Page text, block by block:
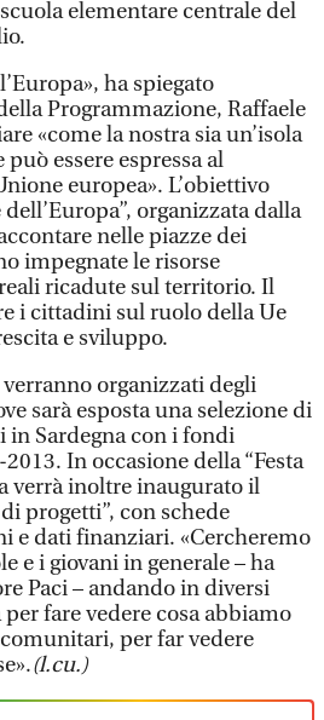
elementare centrale del
ha spiegato
Programmazione, Raffaele
«come la nostra sia un’isola
essere espressa al
europea». L’obiettivo
organizzata dalla
nelle piazze dei
impegnate le risorse
ricadute sul territorio. Il
i cittadini sul ruolo della Ue
e sviluppo.
organizzati degli
sarà esposta una selezione di
in Sardegna con i fondi
In occasione della “Festa
verrà inoltre inaugurato il
progetti”, con schede
e dati finanziari. «Cercheremo
e i giovani in generale – ha
Paci – andando in diversi
fare vedere cosa abbiamo
per far vedere
(l.cu.)